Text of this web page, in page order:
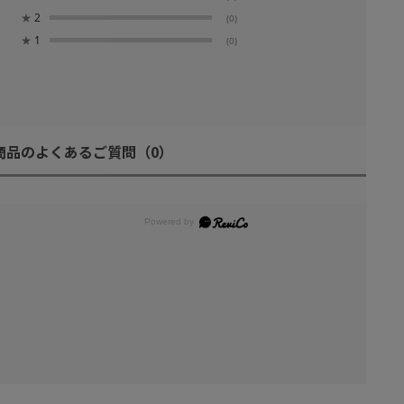
★ 2 (0)
★ 1 (0)
品のよくあるご質問 （0）